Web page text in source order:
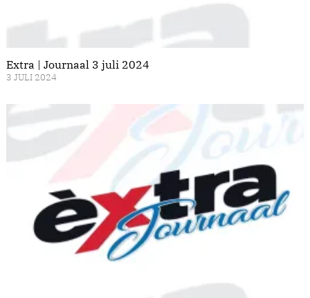
Extra | Journaal 3 juli 2024
3 JULI 2024